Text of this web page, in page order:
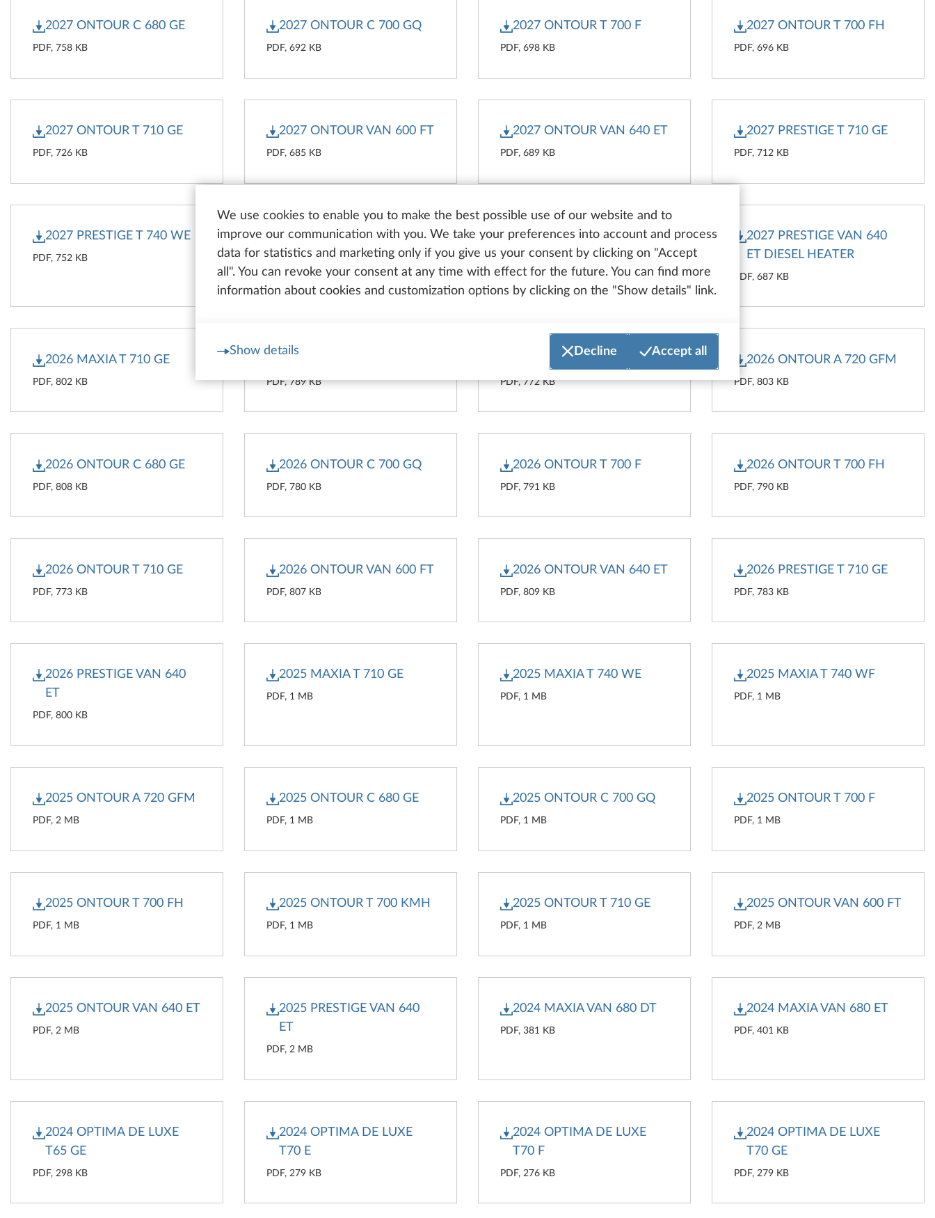
We use cookies to enable you to make the best possible use of our website and to
improve our communication with you. We take your preferences into account and process
data for statistics and marketing only if you give us your consent by clicking on "Accept
all". You can revoke your consent at any time with effect for the future. You can find more
information about cookies and customization options by clicking on the "Show details" link.
Show details Decline Accept all
2027 ONTOUR C 680 GE
PDF, 758 KB
2027 ONTOUR C 700 GQ
PDF, 692 KB
2027 ONTOUR T 700 F
PDF, 698 KB
2027 ONTOUR T 700 FH
PDF, 696 KB
2027 ONTOUR T 710 GE
PDF, 726 KB
2027 ONTOUR VAN 600 FT
PDF, 685 KB
2027 ONTOUR VAN 640 ET
PDF, 689 KB
2027 PRESTIGE T 710 GE
PDF, 712 KB
2027 PRESTIGE T 740 WE
PDF, 752 KB
2027 PRESTIGE T 740 WF
PDF, 750 KB
2027 PRESTIGE VAN 640
ET
PDF, 692 KB
2027 PRESTIGE VAN 640
ET DIESEL HEATER
PDF, 687 KB
2026 MAXIA T 710 GE
PDF, 802 KB PDF, 789 KB
2026 MAXIA T 740 WF
PDF, 772 KB
2026 ONTOUR A 720 GFM
PDF, 803 KB
2026 ONTOUR C 680 GE
PDF, 808 KB
2026 ONTOUR C 700 GQ
PDF, 780 KB
2026 ONTOUR T 700 F
PDF, 791 KB
2026 ONTOUR T 700 FH
PDF, 790 KB
2026 ONTOUR T 710 GE
PDF, 773 KB
2026 ONTOUR VAN 600 FT
PDF, 807 KB
2026 ONTOUR VAN 640 ET
PDF, 809 KB
2026 PRESTIGE T 710 GE
PDF, 783 KB
2026 PRESTIGE VAN 640
ET
PDF, 800 KB
2025 MAXIA T 710 GE
PDF, 1 MB
2025 MAXIA T 740 WE
PDF, 1 MB
2025 MAXIA T 740 WF
PDF, 1 MB
2025 ONTOUR A 720 GFM
PDF, 2 MB
2025 ONTOUR C 680 GE
PDF, 1 MB
2025 ONTOUR C 700 GQ
PDF, 1 MB
2025 ONTOUR T 700 F
PDF, 1 MB
2025 ONTOUR T 700 FH
PDF, 1 MB
2025 ONTOUR T 700 KMH
PDF, 1 MB
2025 ONTOUR T 710 GE
PDF, 1 MB
2025 ONTOUR VAN 600 FT
PDF, 2 MB
2025 ONTOUR VAN 640 ET
PDF, 2 MB
2025 PRESTIGE VAN 640
ET
PDF, 2 MB
2024 MAXIA VAN 680 DT
PDF, 381 KB
2024 MAXIA VAN 680 ET
PDF, 401 KB
2024 OPTIMA DE LUXE
T65 GE
PDF, 298 KB
2024 OPTIMA DE LUXE
T70 E
PDF, 279 KB
2024 OPTIMA DE LUXE
T70 F
PDF, 276 KB
2024 OPTIMA DE LUXE
T70 GE
PDF, 279 KB